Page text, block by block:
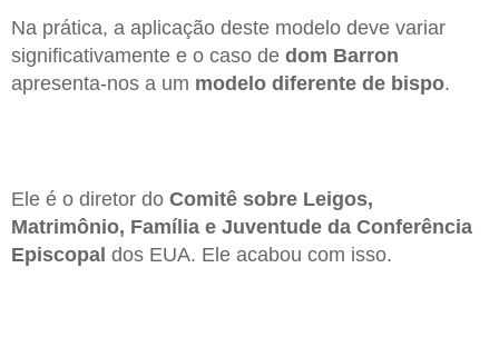
Na prática, a aplicação deste modelo deve variar
significativamente e o caso de dom Barron
apresenta-nos a um modelo diferente de bispo.
Ele é o diretor do Comitê sobre Leigos,
Matrimônio, Família e Juventude da Conferência
Episcopal dos EUA. Ele acabou com isso.